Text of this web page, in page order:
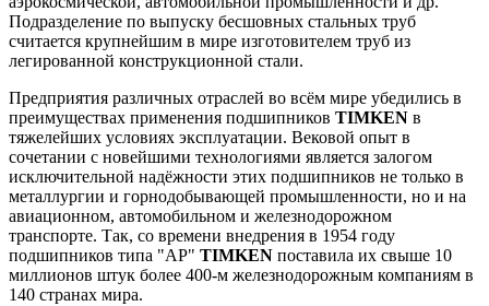
Подразделение по выпуску бесшовных стальных труб
считается крупнейшим в мире изготовителем труб из
легированной конструкционной стали.
Предприятия различных отраслей во всём мире убедились в
преимуществах применения подшипников TIMKEN в
тяжелейших условиях эксплуатации. Вековой опыт в
сочетании с новейшими технологиями является залогом
исключительной надёжности этих подшипников не только в
металлургии и горнодобывающей промышленности, но и на
авиационном, автомобильном и железнодорожном
транспорте. Так, со времени внедрения в 1954 году
подшипников типа "АР" TIMKEN поставила их свыше 10
миллионов штук более 400-м железнодорожным компаниям в
140 странах мира.